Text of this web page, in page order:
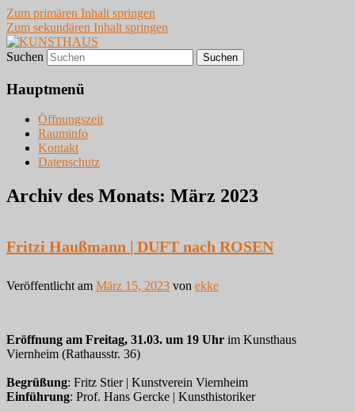
Zum primären Inhalt springen
Zum sekundären Inhalt springen
KUNSTHAUS
VIERNHEIM
Suchen
Hauptmenü
Öffnungszeit
Rauminfo
Kontakt
Datenschutz
Archiv des Monats: März 2023
Fritzi Haußmann | DUFT nach ROSEN
Veröffentlicht am März 15, 2023 von ekke
Eröffnung am Freitag, 31.03. um 19 Uhr im Kunsthaus
Viernheim (Rathausstr. 36)
Begrüßung: Fritz Stier | Kunstverein Viernheim
Einführung: Prof. Hans Gercke | Kunsthistoriker